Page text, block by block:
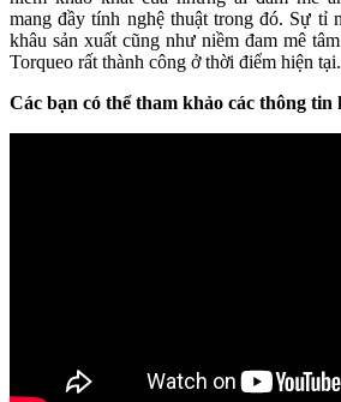
mang đầy tính nghệ thuật trong đó. Sự tỉ
khâu sản xuất cũng như niềm đam mê
Torqueo rất thành công ở thời điểm hiện tại.
Các bạn có thể tham khảo các thông tin